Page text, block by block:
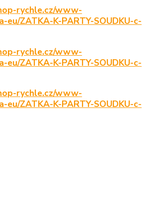
rychle.cz/www-
eu/ZATKA-K-PARTY-SOUDKU-c-
rychle.cz/www-
eu/ZATKA-K-PARTY-SOUDKU-c-
rychle.cz/www-
eu/ZATKA-K-PARTY-SOUDKU-c-